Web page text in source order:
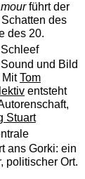
führt der
des
des 20.
Schleef
und Bild
MitTom
entsteht
Stuart
ans Gorki: ein
politischer Ort.